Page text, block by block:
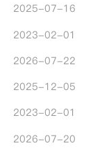
2025-07-16
2023-02-01
2026-07-22
2025-12-05
2023-02-01
2026-07-20